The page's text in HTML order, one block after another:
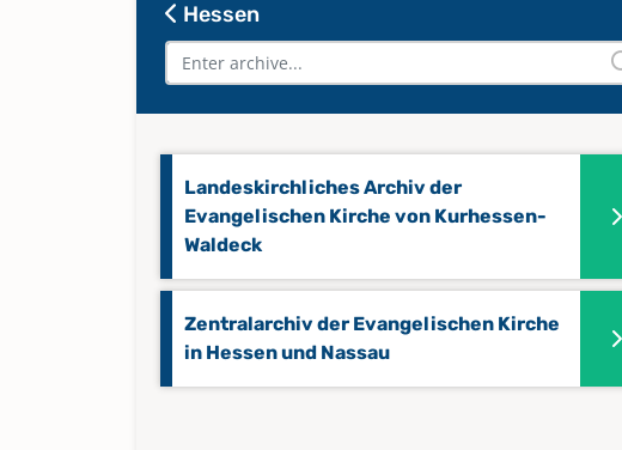
Hessen
Landeskirchliches Archiv der
Evangelischen Kirche von Kurhessen-
Waldeck
Zentralarchiv der Evangelischen Kirche
in Hessen und Nassau